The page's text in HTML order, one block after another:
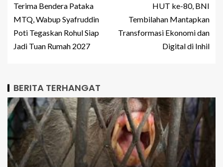
Terima Bendera Pataka
MTQ, Wabup Syafruddin
Poti Tegaskan Rohul Siap
Jadi Tuan Rumah 2027
HUT ke-80, BNI
Tembilahan Mantapkan
Transformasi Ekonomi dan
Digital di Inhil
BERITA TERHANGAT